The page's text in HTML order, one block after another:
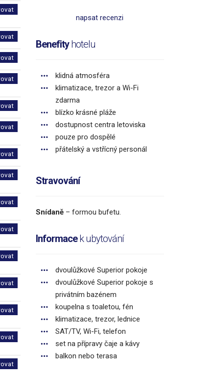
napsat recenzi
Benefityhotelu
klidná atmosféra
klimatizace, trezor a Wi-Fi
zdarma
blízko krásné pláže
dostupnost centra letoviska
pouze pro dospělé
přátelský a vstřícný personál
Stravování
Snídaně– formou bufetu.
Informacek ubytování
dvoulůžkové Superior pokoje
dvoulůžkové Superior pokoje s
privátním bazénem
koupelna s toaletou, fén
klimatizace, trezor, lednice
SAT/TV, Wi-Fi, telefon
set na přípravy čaje a kávy
balkon nebo terasa